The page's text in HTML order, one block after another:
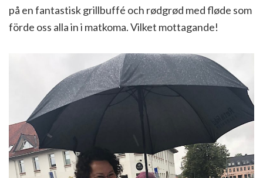
på en fantastisk grillbuffé och rødgrød med fløde som
förde oss alla in i matkoma. Vilket mottagande!